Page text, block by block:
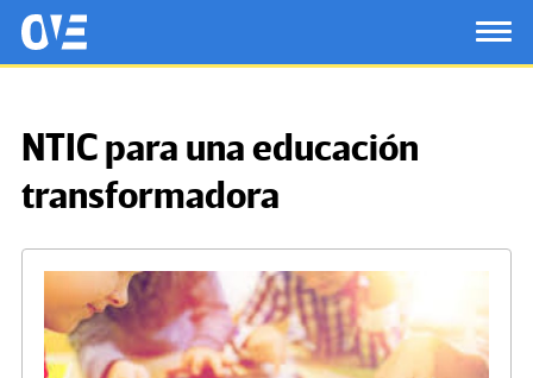
Saltar al contenido principal
OtrasVocesenEducacion.org
NTIC para una educación
transformadora